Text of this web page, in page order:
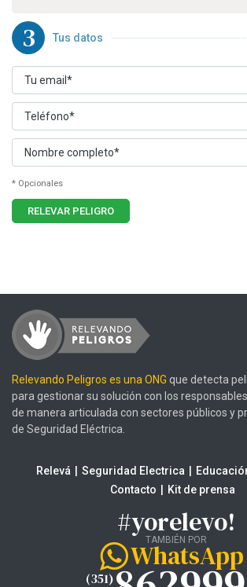
3 Tus datos
* Opcionales
RELEVAR PELIGRO
Relevando Peligros es una ONG que detecta
para gestionar su solución con los
de manera articulada con sectores públicos y
de Seguridad Eléctrica.
Relevá Seguridad Electrica
Contacto
Kit de prensa
#yorelevo!
TAMBIÉN POR
WhatsApp
(351)